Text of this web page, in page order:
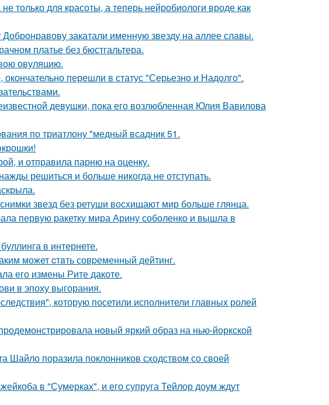
только для красоты, а теперь нейробиологи вроде как
закатали именную звезду на аллее славы.
платье без бюстгальтера.
овуляцию.
перешли в статус "Серьезно и Надолго".
девушки, пока его возлюбленная Юлия Вавилова
по триатлону "медный всадник 51.
и отправила парню на оценку.
решиться и больше никогда не отступать.
звезд без ретуши восхищают мир больше глянца.
первую ракетку мира Арину соболенко и вышла в
в интернете.
может cтaть совpеменный дейтинг.
его измены Рите дакоте.
в эпоху выгорания.
которую посетили исполнители главных ролей
новый яркий образ на нью-йоркской
Шайло поразила поклонников сходством со своей
в "Сумерках", и его супруга Тейлор доум ждут